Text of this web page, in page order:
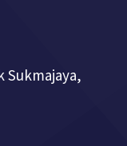
Sukmajaya,